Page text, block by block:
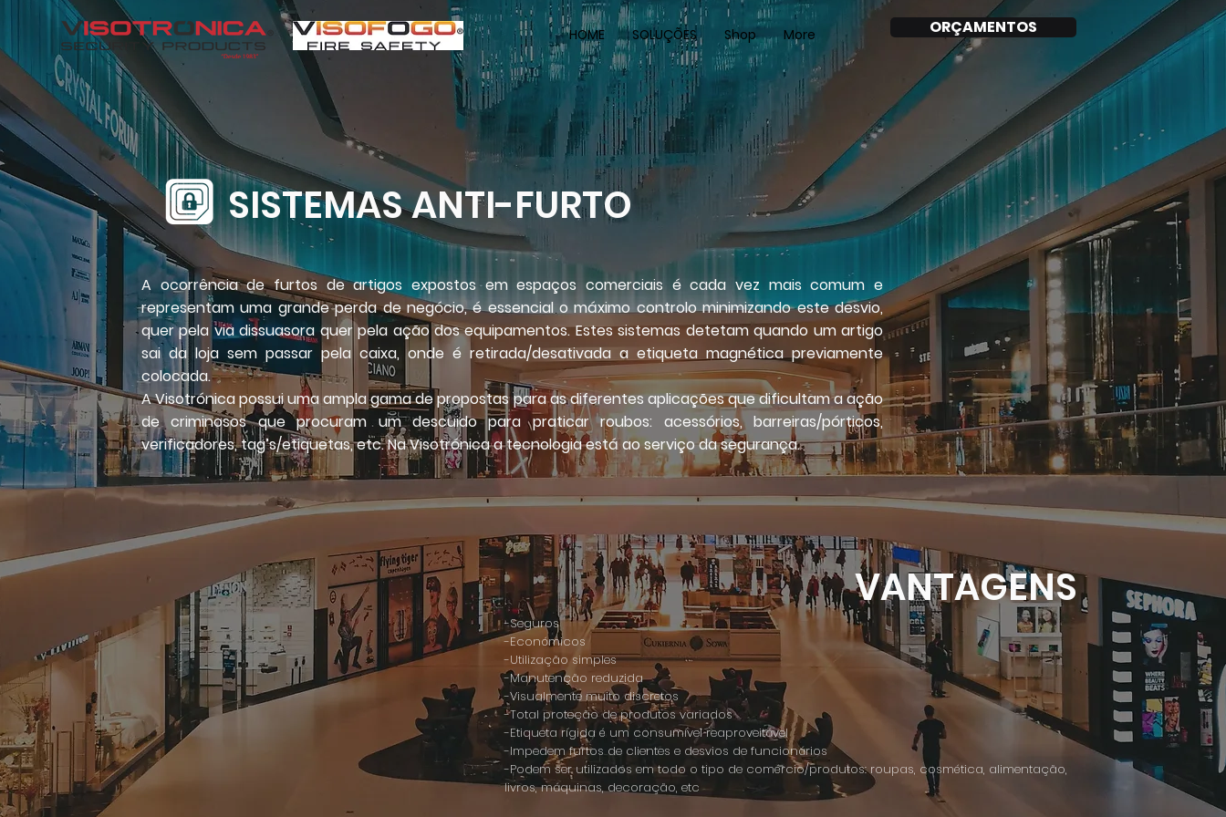
HOME SOLUÇÕES Shop More ORÇAMENTOS
SISTEMAS ANTI-FURTO
A ocorrência de furtos de artigos expostos em espaços comerciais é cada vez mais comum e
representam uma grande perda de negócio, é essencial o máximo controlo minimizando este desvio,
quer pela via dissuasora quer pela ação dos equipamentos. Estes sistemas detetam quando um artigo
sai da loja sem passar pela caixa, onde é retirada/desativada a etiqueta magnética previamente
colocada.
A Visotrónica possui uma ampla gama de propostas para as diferentes aplicações que dificultam a ação
de criminosos que procuram um descuido para praticar roubos: acessórios, barreiras/pórticos,
verificadores, tag’s/etiquetas, etc. Na Visotrónica a tecnologia está ao serviço da segurança.
VANTAGENS
-Seguros
-Económicos
-Utilização simples
-Manutenção reduzida
-Visualmente muito discretos
-Total proteção de produtos variados
-Etiqueta rígida é um consumível reaproveitável
-Impedem furtos de clientes e desvios de funcionários
-Podem ser utilizados em todo o tipo de comércio/produtos: roupas, cosmética, alimentação,
livros, máquinas, decoração, etc